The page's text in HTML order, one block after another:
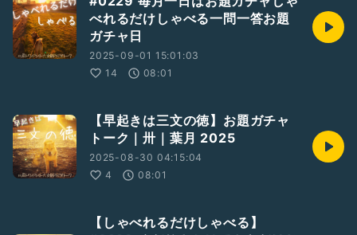
べれるだけしゃべる一問一答お題
ガチャ日
2025-09-01 15:01:03
14
08:01
【早起きは三文の徳】お題ガチャ
トーク｜卅｜葉月 2025
2025-08-30 04:15:04
4
08:01
【しゃべれるだけしゃべる】